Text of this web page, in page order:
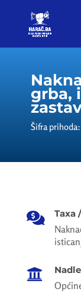
grba,
Šifra prihoda:
 Taxa
